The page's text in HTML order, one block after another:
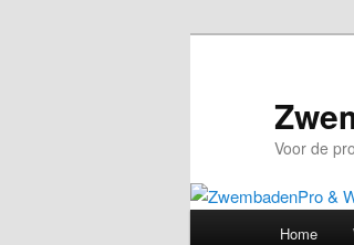
Voor de
Home